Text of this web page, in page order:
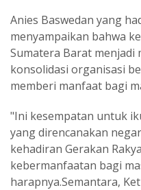
Anies Baswedan yang
menyampaikan bahwa
Sumatera Barat
konsolidasi organisasi
memberi manfaat bagi
"Ini kesempatan untuk
yang direncanakan
kehadiran Gerakan
kebermanfaatan bagi
harapnya.Semantara,